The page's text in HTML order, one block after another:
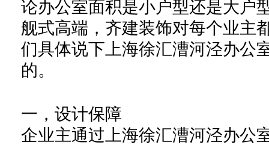
论办公室面积是小户型还是大户
舰式高端，齐建装饰对每个业主
们具体说下 上海徐汇漕河泾办公
的。
一， 设计保障
企业主通过 上海徐汇漕河泾办公